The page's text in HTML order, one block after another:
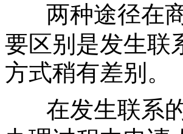
两种途径在
要区别是发生联
方式稍有差别。
在发生联系